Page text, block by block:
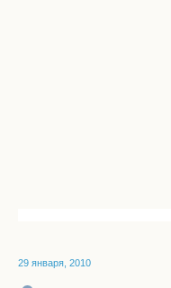
29 января, 2010